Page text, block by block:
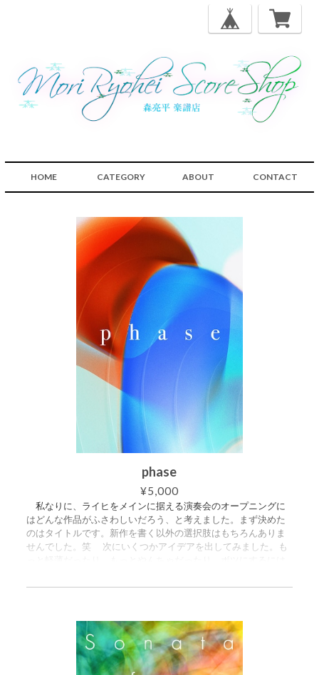
HOME CATEGORY ABOUT CONTACT
phase
¥5,000
私なりに、ライヒをメインに据える演奏会のオープニングに
はどんな作品がふさわしいだろう、と考えました。まず決めた
のはタイトルです。新作を書く以外の選択肢はもちろんありま
せんでした。笑 次にいくつかアイデアを出してみました。も
ぁなんて思いながら、ピアノの前に座って「こんなのが良いん
イヒの《Quartet》を起点にEの音で縛ってみることにしたの
で、この《phase》も《Sonata for Vibraphone and Piano》も、
Eを軸にした調性で書かれています。 ＋＋＋＋ スコア譜とパー
ト譜（ヴィブラフォン×2、ピアノ×2）、および、2台のヴィブ